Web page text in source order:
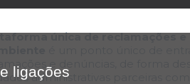
única de reclamações
e denúncias, de forma
administrativas parceiras
ligações